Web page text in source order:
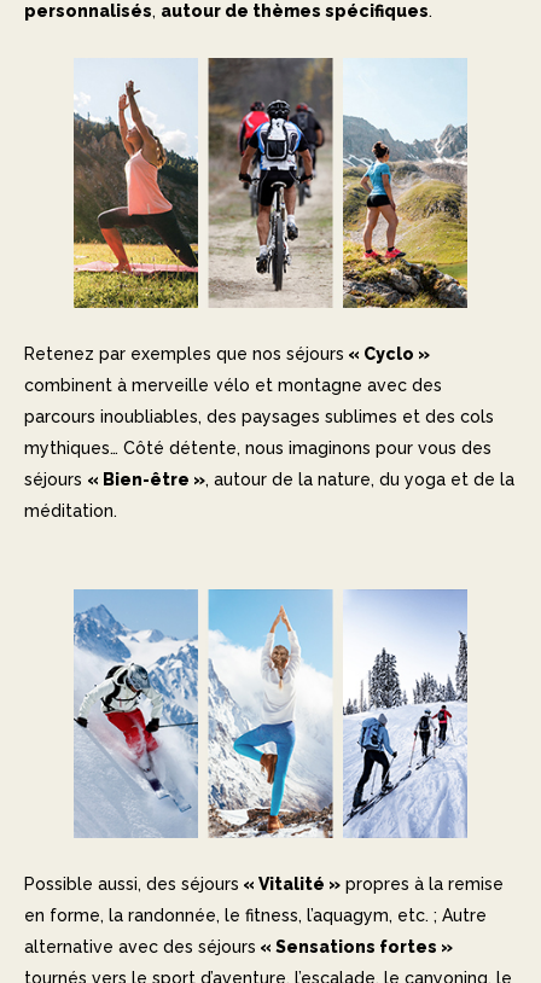
personnalisés, autour de thèmes spécifiques.
Retenez par exemples que nos séjours « Cyclo »
combinent à merveille vélo et montagne avec des
parcours inoubliables, des paysages sublimes et des cols
mythiques… Côté détente, nous imaginons pour vous des
séjours « Bien-être », autour de la nature, du yoga et de la
méditation.
Possible aussi, des séjours « Vitalité » propres à la remise
en forme, la randonnée, le fitness, l’aquagym, etc. ; Autre
alternative avec des séjours « Sensations fortes »
tournés vers le sport d’aventure, l’escalade, le canyoning, le